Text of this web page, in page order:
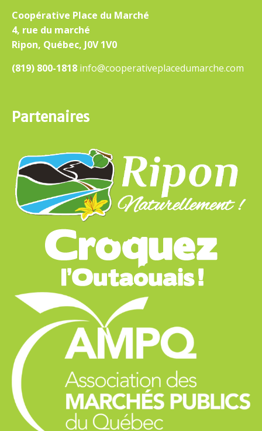
Coopérative Place du Marché
4, rue du marché
Ripon, Québec, J0V 1V0
(819) 800-1818 info@cooperativeplacedumarche.com
Partenaires